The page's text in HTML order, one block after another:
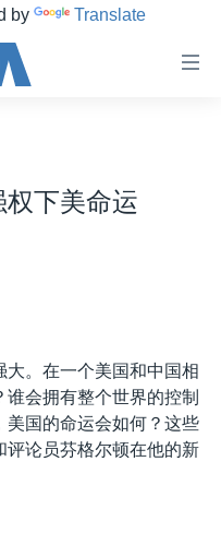
by Translate
下美命运
。在一个美国和中国相
会拥有整个世界的控制
美国的命运会如何？这些
评论员芬格尔顿在他的新